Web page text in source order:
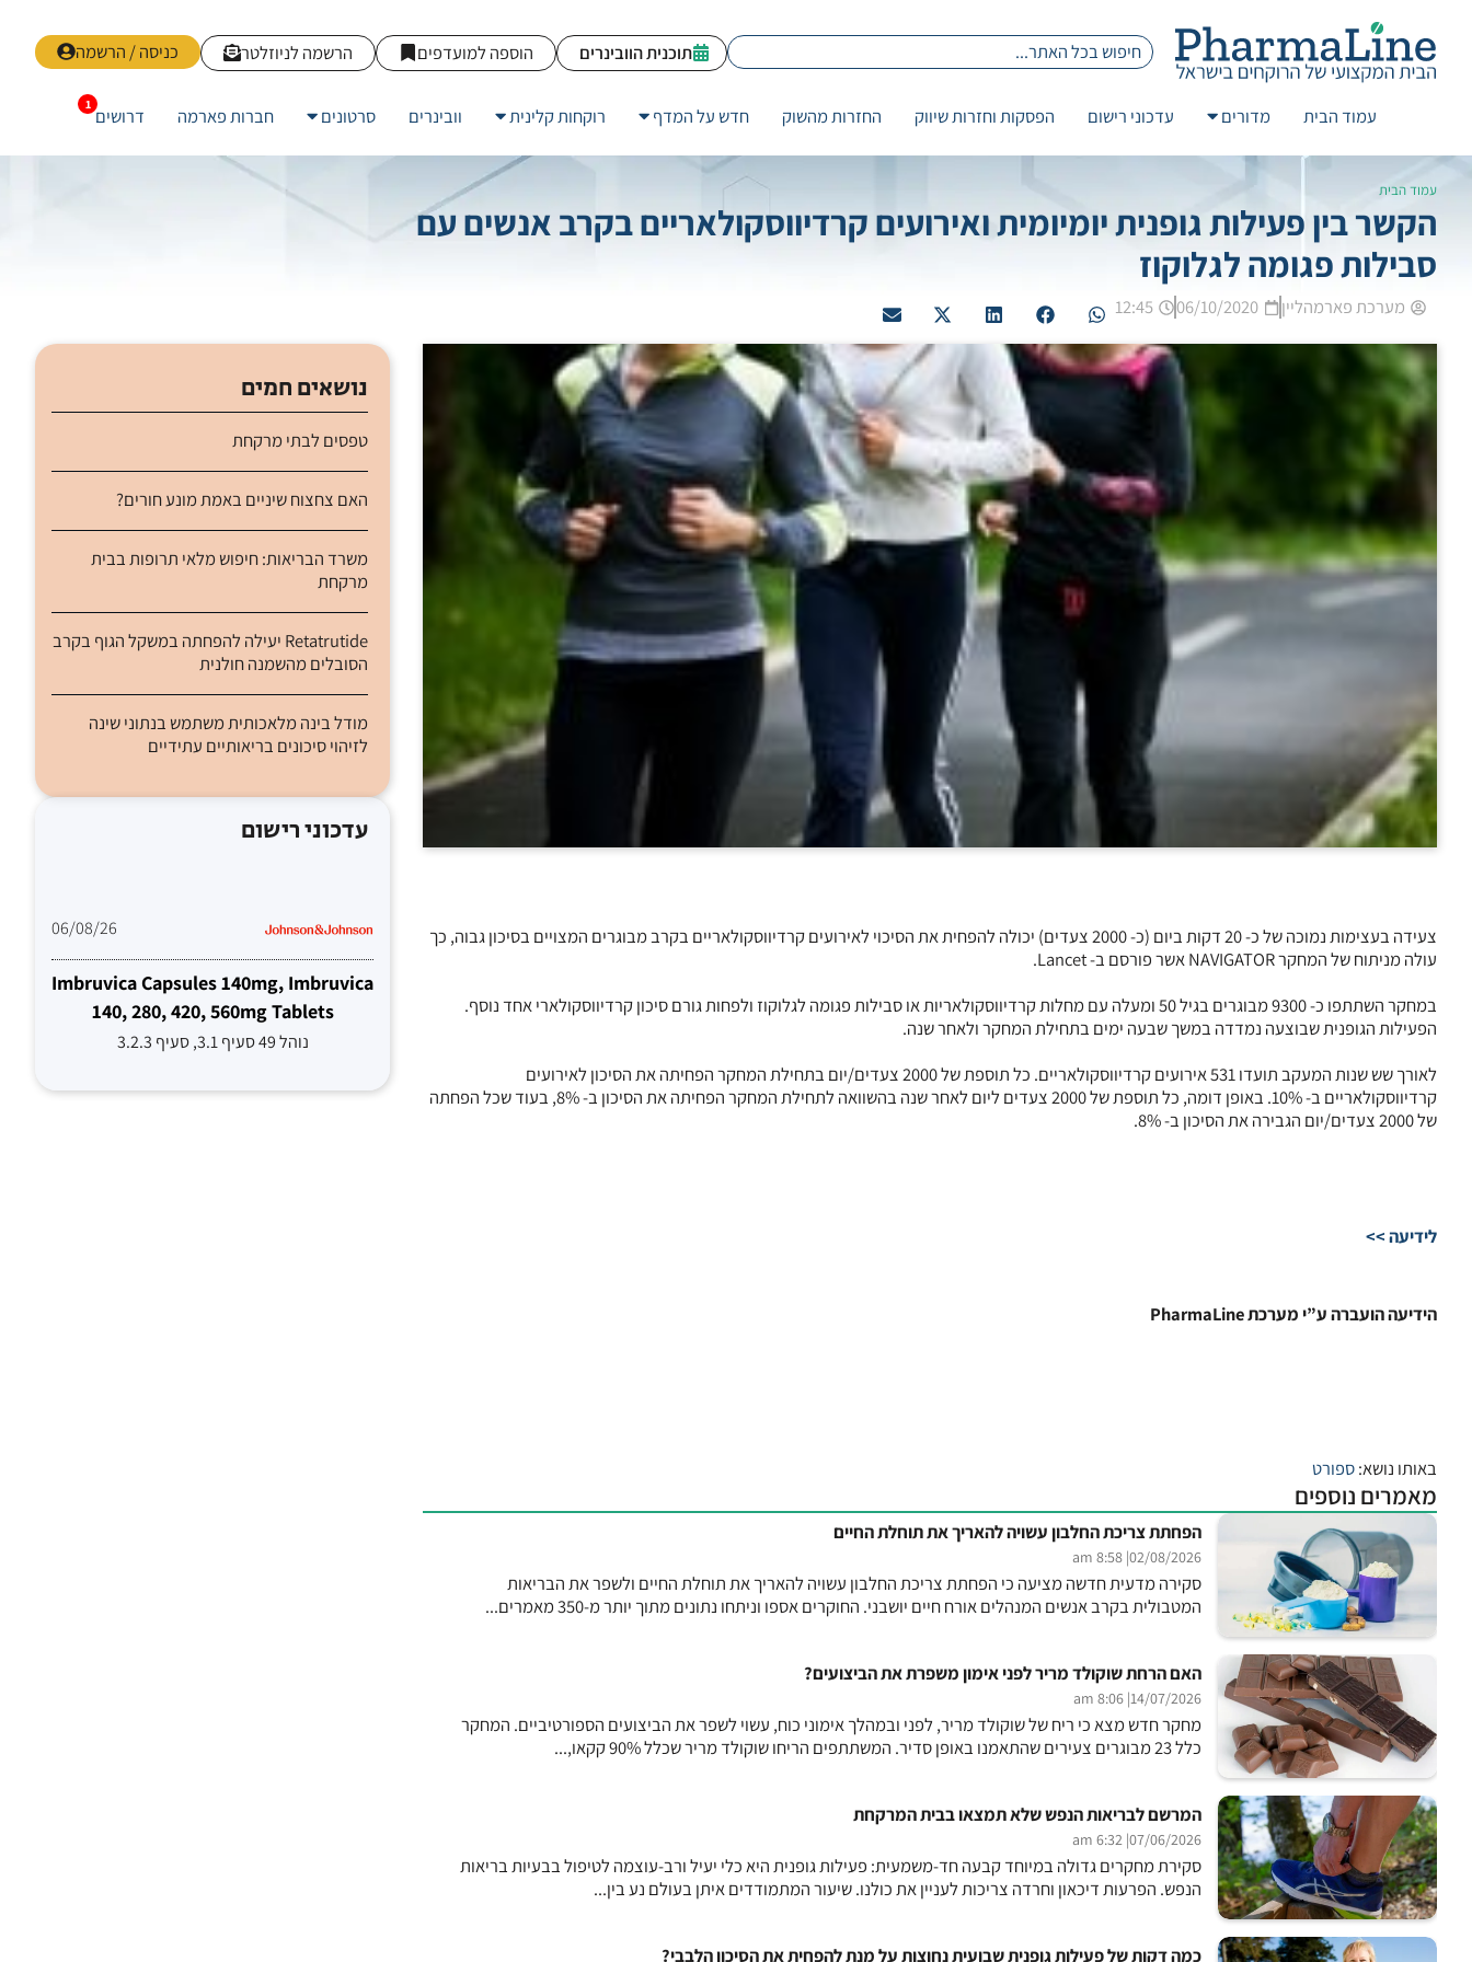
כניסה / הרשמה הרשמה לניוזלטר הוספה למועדפים תוכנית הוובינרים
עמוד הבית מדורים עדכוני רישום הפסקות וחזרות שיווק החזרות מהשוק חדש על המדף רוקחות קלינית וובינרים סרטונים חברות פארמה דרושים
עמוד הבית
הקשר בין פעילות גופנית יומיומית ואירועים קרדיווסקולאריים בקרב אנשים עם
סבילות פגומה לגלוקוז
מערכת פארמהליין 06/10/2020
12:45
צעידה בעצימות נמוכה של כ- 20 דקות ביום (כ- 2000 צעדים) יכולה להפחית את הסיכוי לאירועים קרדיווסקולאריים בקרב מבוגרים המצויים בסיכון גבוה, כך
עולה מניתוח של המחקר NAVIGATOR אשר פורסם ב- Lancet.
במחקר השתתפו כ- 9300 מבוגרים בגיל 50 ומעלה עם מחלות קרדיווסקולאריות או סבילות פגומה לגלוקוז ולפחות גורם סיכון קרדיווסקולארי אחד נוסף.
הפעילות הגופנית שבוצעה נמדדה במשך שבעה ימים בתחילת המחקר ולאחר שנה.
לאורך שש שנות המעקב תועדו 531 אירועים קרדיווסקולאריים. כל תוספת של 2000 צעדים/יום בתחילת המחקר הפחיתה את הסיכון לאירועים
קרדיווסקולאריים ב- 10%. באופן דומה, כל תוספת של 2000 צעדים ליום לאחר שנה בהשוואה לתחילת המחקר הפחיתה את הסיכון ב- 8%, בעוד שכל הפחתה
של 2000 צעדים/יום הגבירה את הסיכון ב- 8%.
לידיעה >>
הידיעה הועברה ע”י מערכת PharmaLine
באותו נושא:ספורט
מאמרים נוספים
הפחתת צריכת החלבון עשויה להאריך את תוחלת החיים
02/08/2026
| 8:58 am
סקירה מדעית חדשה מציעה כי הפחתת צריכת החלבון עשויה להאריך את תוחלת החיים ולשפר את הבריאות
המטבולית בקרב אנשים המנהלים אורח חיים יושבני. החוקרים אספו וניתחו נתונים מתוך יותר מ-350 מאמרים...
האם הרחת שוקולד מריר לפני אימון משפרת את הביצועים?
14/07/2026
| 8:06 am
מחקר חדש מצא כי ריח של שוקולד מריר, לפני ובמהלך אימוני כוח, עשוי לשפר את הביצועים הספורטיביים. המחקר
כלל 23 מבוגרים צעירים שהתאמנו באופן סדיר. המשתתפים הריחו שוקולד מריר שכלל 90% קקאו,...
המרשם לבריאות הנפש שלא תמצאו בבית המרקחת
07/06/2026
| 6:32 am
סקירת מחקרים גדולה במיוחד קבעה חד-משמעית: פעילות גופנית היא כלי יעיל ורב-עוצמה לטיפול בבעיות בריאות
הנפש. הפרעות דיכאון וחרדה צריכות לעניין את כולנו. שיעור המתמודדים איתן בעולם נע בין...
כמה דקות של פעילות גופנית שבועית נחוצות על מנת להפחית את הסיכון הלבבי?
נושאים חמים
טפסים לבתי מרקחת
האם צחצוח שיניים באמת מונע חורים?
משרד הבריאות: חיפוש מלאי תרופות בבית
מרקחת
Retatrutide יעילה להפחתה במשקל הגוף בקרב
הסובלים מהשמנה חולנית
מודל בינה מלאכותית משתמש בנתוני שינה
לזיהוי סיכונים בריאותיים עתידיים
עדכוני רישום
06/08/26
Imbruvica Capsules 140mg, Imbruvica
140, 280, 420, 560mg Tablets
נוהל 49 סעיף 3.1, סעיף 3.2.3